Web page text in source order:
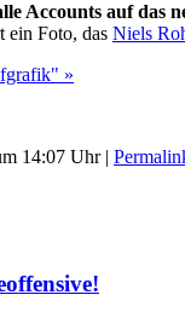
Accounts auf das
ein Foto, das Niels
»
14:07 Uhr |